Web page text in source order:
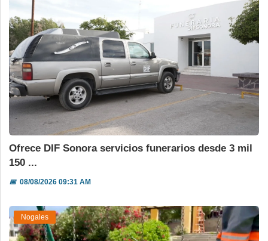
Ofrece DIF Sonora servicios funerarios desde 3 mil
150 ...
📅08/08/2026 09:31 AM
Nogales